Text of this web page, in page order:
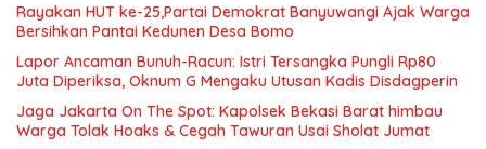
Rayakan HUT ke-25,Partai Demokrat Banyuwangi Ajak Warga
Bersihkan Pantai Kedunen Desa Bomo
Lapor Ancaman Bunuh-Racun: Istri Tersangka Pungli Rp80
Juta Diperiksa, Oknum G Mengaku Utusan Kadis Disdagperin
Jaga Jakarta On The Spot: Kapolsek Bekasi Barat himbau
Warga Tolak Hoaks & Cegah Tawuran Usai Sholat Jumat